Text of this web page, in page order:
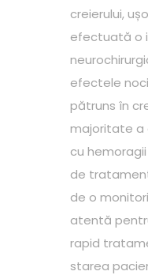
creierului,
efectuată o
efectele
pătruns în
majoritate a
cu
de
de o
atentă
rapid
starea